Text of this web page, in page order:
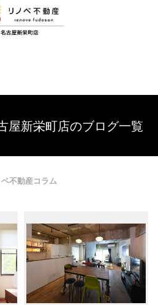
屋新栄町店のブログ一覧
ベ不動産コラム